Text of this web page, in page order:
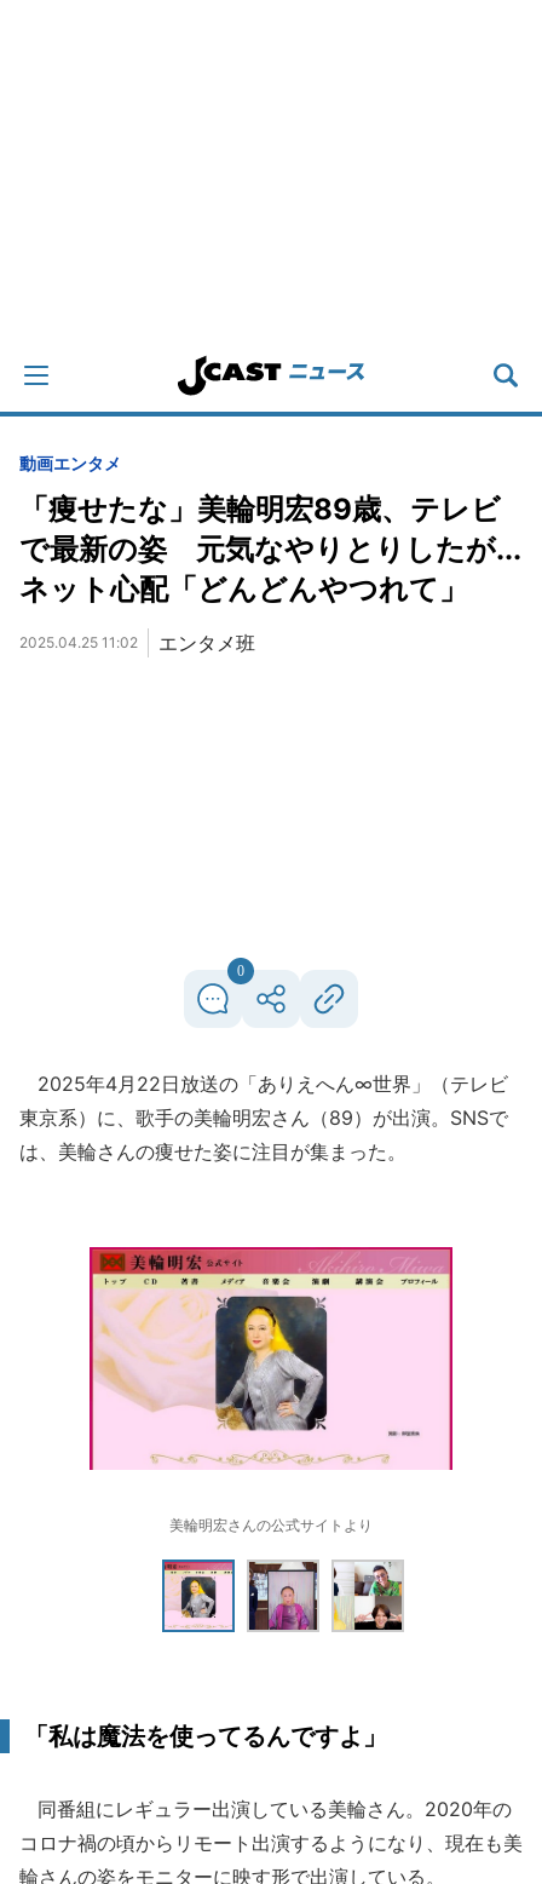
動画エンタメ
「痩せたな」美輪明宏89歳、テレビ
で最新の姿 元気なやりとりしたが...
ネット心配「どんどんやつれて」
2025.04.25 11:02 エンタメ班
0
2025年4月22日放送の「ありえへん∞世界」（テレビ
東京系）に、歌手の美輪明宏さん（89）が出演。SNSで
は、美輪さんの痩せた姿に注目が集まった。
美輪明宏さんの公式サイトより
「私は魔法を使ってるんですよ」
同番組にレギュラー出演している美輪さん。2020年の
コロナ禍の頃からリモート出演するようになり、現在も美
輪さんの姿をモニターに映す形で出演している。